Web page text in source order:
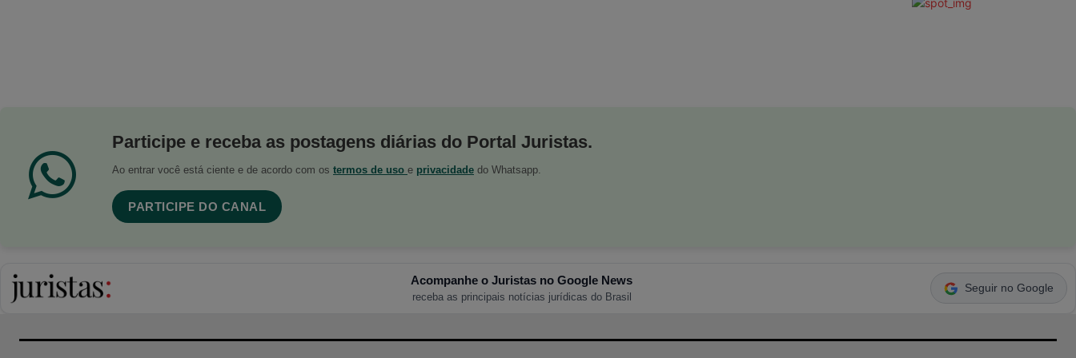
Participe e receba as postagens diárias do Portal Juristas.
Ao entrar você está ciente e de acordo com os termos de uso e privacidade do Whatsapp.
PARTICIPE DO CANAL
Acompanhe o Juristas no Google News
receba as principais notícias jurídicas do Brasil
Seguir no Google